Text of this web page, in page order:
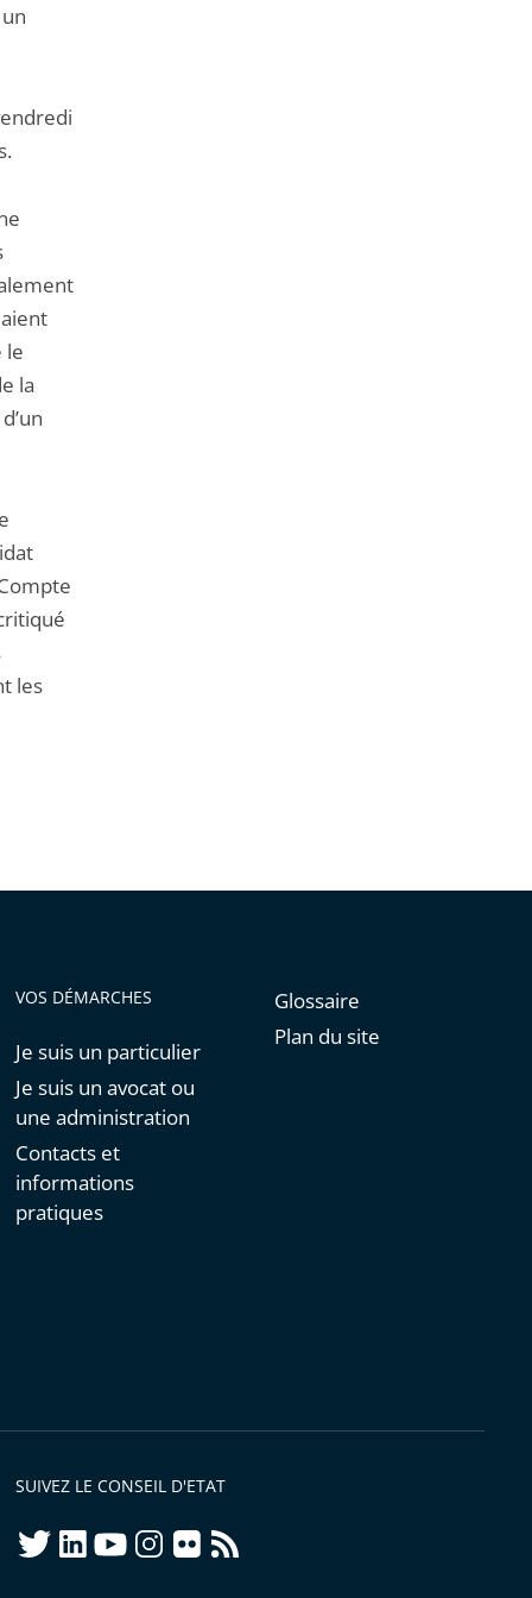
le
la
les
VOS DÉMARCHES
Je suis un particulier
Je suis un avocat ou
une administration
Contacts et
informations
pratiques
Glossaire
Plan du site
SUIVEZ LE CONSEIL D'ETAT
twitterlinkedInyoutubeinstagram
flickrrss